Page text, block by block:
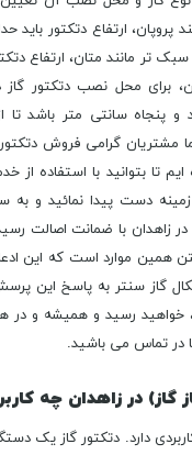
گاز) در زاهدان چه
دارد. دتکتور گاز یک